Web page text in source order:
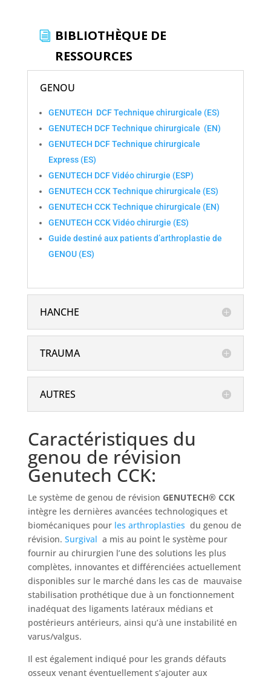
BIBLIOTHÈQUE DE
RESSOURCES
GENOU
GENUTECH DCFTechnique chirurgicale (ES)
GENUTECH DCFTechnique chirurgicale (EN)
GENUTECH DCFTechnique chirurgicale
Express (ES)
GENUTECH DCFVidéo chirurgie (ESP)
GENUTECH CCKTechnique chirurgicale (ES)
GENUTECH CCKTechnique chirurgicale (EN)
GENUTECH CCKVidéo chirurgie (ES)
Guide destiné aux patients d’arthroplastie de
GENOU (ES)
HANCHE
TRAUMA
AUTRES
Caractéristiques du
genou de révision
Genutech CCK:
Le système de genou de révision GENUTECH® CCK
intègre les dernières avancées technologiques et
biomécaniques pour les arthroplasties du genou de
révision. Surgival a mis au point le système pour
fournir au chirurgien l’une des solutions les plus
complètes, innovantes et différenciées actuellement
disponibles sur le marché dans les cas de mauvaise
stabilisation prothétique due à un fonctionnement
inadéquat des ligaments latéraux médians et
postérieurs antérieurs, ainsi qu’à une instabilité en
varus/valgus.
Il est également indiqué pour les grands défauts
osseux venant éventuellement s’ajouter aux